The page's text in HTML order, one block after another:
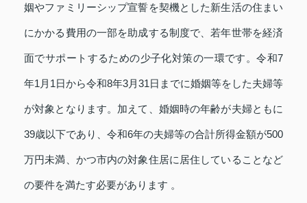
姻やファミリーシップ宣誓を契機とした新生活の住まい
にかかる費用の一部を助成する制度で、若年世帯を経済
面でサポートするための少子化対策の一環です。令和7
年1月1日から令和8年3月31日までに婚姻等をした夫婦等
が対象となります。加えて、婚姻時の年齢が夫婦ともに
39歳以下であり、令和6年の夫婦等の合計所得金額が500
万円未満、かつ市内の対象住居に居住していることなど
の要件を満たす必要があります 。